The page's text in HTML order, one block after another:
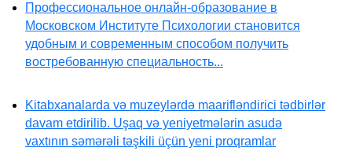
Профессиональное онлайн-образование в
Московском Институте Психологии становится
удобным и современным способом получить
востребованную специальность...
Kitabxanalarda və muzeylərdə maarifləndirici tədbirlər
davam etdirilib. Uşaq və yeniyetmələrin asudə
vaxtının səmərəli təşkili üçün yeni proqramlar